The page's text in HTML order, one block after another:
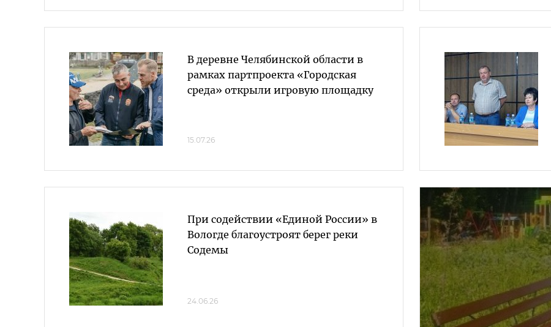
В деревне Челябинской области в
рамках партпроекта «Городская
среда» открыли игровую площадку
15.07.26
При содействии «Единой России» в
Вологде благоустроят берег реки
Содемы
24.06.26